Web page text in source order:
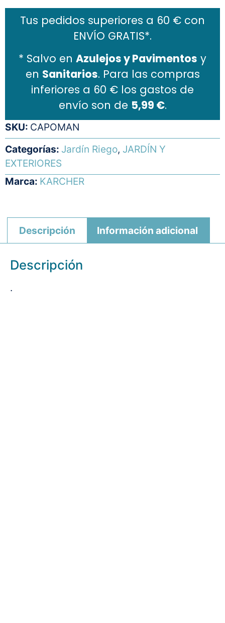
Tus pedidos superiores a 60 € con
ENVÍO GRATIS*.
* Salvo en Azulejos y Pavimentos y
en Sanitarios. Para las compras
inferiores a 60 € los gastos de
envío son de 5,99 €.
SKU: CAPOMAN
Categorías: Jardín Riego, JARDÍN Y
EXTERIORES
Marca: KARCHER
Descripción Información adicional
Descripción
.